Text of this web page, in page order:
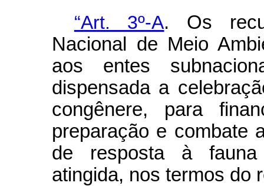
“Art. 3º-A. Os
Nacional de Meio
aos entes
dispensada a
congênere, para
preparação e combate
de resposta à fauna
atingida, nos termos do